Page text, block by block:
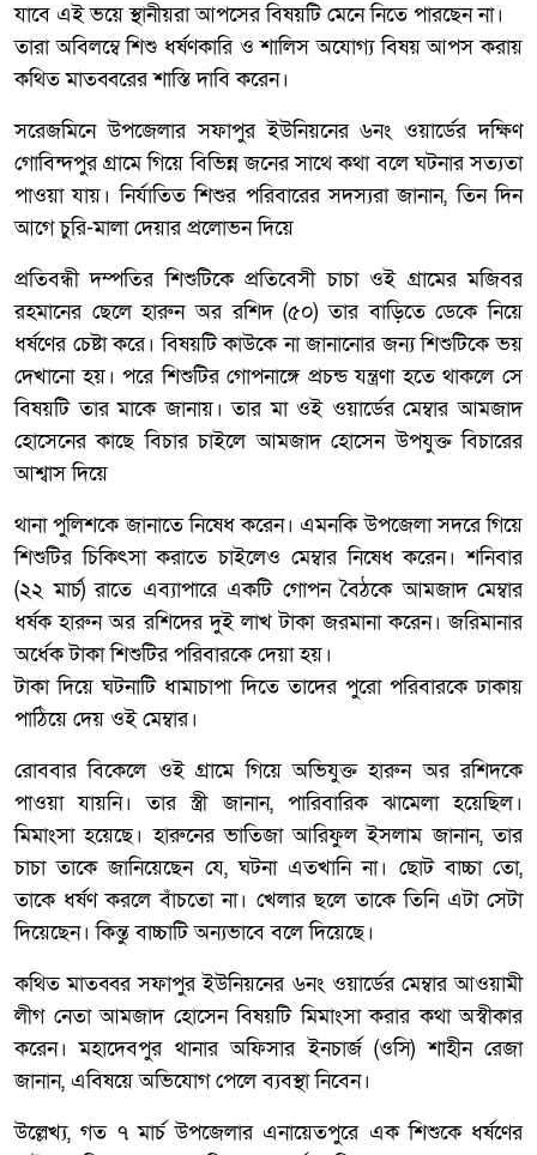
যাবে এই ভয়ে স্থানীয়রা আপসের বিষয়টি মেনে নিতে পারছেন না।
তারা অবিলম্বে শিশু ধর্ষণকারি ও শালিস অযোগ্য বিষয় আপস করায়
কথিত মাতব্বরের শাস্তি দাবি করেন।
সরেজমিনে উপজেলার সফাপুর ইউনিয়নের ৬নং ওয়ার্ডের দক্ষিণ
গোবিন্দপুর গ্রামে গিয়ে বিভিন্ন জনের সাথে কথা বলে ঘটনার সত্যতা
পাওয়া যায়। নির্যাতিত শিশুর পরিবারের সদস্যরা জানান, তিন দিন
আগে চুরি-মালা দেয়ার প্রলোভন দিয়ে
প্রতিবন্ধী দম্পতির শিশুটিকে প্রতিবেসী চাচা ওই গ্রামের মজিবর
রহমানের ছেলে হারুন অর রশিদ (৫০) তার বাড়িতে ডেকে নিয়ে
ধর্ষণের চেষ্টা করে। বিষয়টি কাউকে না জানানোর জন্য শিশুটিকে ভয়
দেখানো হয়। পরে শিশুটির গোপনাঙ্গে প্রচন্ড যন্ত্রণা হতে থাকলে সে
বিষয়টি তার মাকে জানায়। তার মা ওই ওয়ার্ডের মেম্বার আমজাদ
হোসেনের কাছে বিচার চাইলে আমজাদ হোসেন উপযুক্ত বিচারের
আশ্বাস দিয়ে
থানা পুলিশকে জানাতে নিষেধ করেন। এমনকি উপজেলা সদরে গিয়ে
শিশুটির চিকিৎসা করাতে চাইলেও মেম্বার নিষেধ করেন। শনিবার
(২২ মার্চ) রাতে এব্যাপারে একটি গোপন বৈঠকে আমজাদ মেম্বার
ধর্ষক হারুন অর রশিদের দুই লাখ টাকা জরমানা করেন। জরিমানার
অর্ধেক টাকা শিশুটির পরিবারকে দেয়া হয়।
টাকা দিয়ে ঘটনাটি ধামাচাপা দিতে তাদের পুরো পরিবারকে ঢাকায়
পাঠিয়ে দেয় ওই মেম্বার।
রোববার বিকেলে ওই গ্রামে গিয়ে অভিযুক্ত হারুন অর রশিদকে
পাওয়া যায়নি। তার স্ত্রী জানান, পারিবারিক ঝামেলা হয়েছিল।
মিমাংসা হয়েছে। হারুনের ভাতিজা আরিফুল ইসলাম জানান, তার
চাচা তাকে জানিয়েছেন যে, ঘটনা এতখানি না। ছোট বাচ্চা তো,
তাকে ধর্ষণ করলে বাঁচতো না। খেলার ছলে তাকে তিনি এটা সেটা
দিয়েছেন। কিন্তু বাচ্চাটি অন্যভাবে বলে দিয়েছে।
কথিত মাতব্বর সফাপুর ইউনিয়নের ৬নং ওয়ার্ডের মেম্বার আওয়ামী
লীগ নেতা আমজাদ হোসেন বিষয়টি মিমাংসা করার কথা অস্বীকার
করেন। মহাদেবপুর থানার অফিসার ইনচার্জ (ওসি) শাহীন রেজা
জানান, এবিষয়ে অভিযোগ পেলে ব্যবস্থা নিবেন।
উল্লেখ্য, গত ৭ মার্চ উপজেলার এনায়েতপুরে এক শিশুকে ধর্ষণের